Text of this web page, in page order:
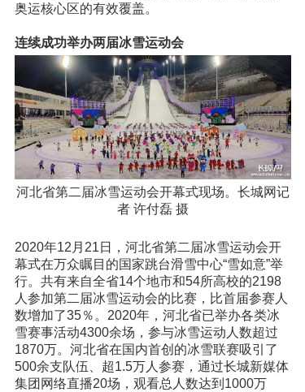
奥运核心区的有效覆盖。
连续成功举办两届冰雪运动会
河北省第二届冰雪运动会开幕式现场。长城网记
者 许付磊 摄
2020年12月21日，河北省第二届冰雪运动会开
幕式在万众瞩目的国家跳台滑雪中心“雪如意”举
行。共有来自全省14个地市和54所高校的2198
人参加第二届冰雪运动会的比赛，比首届参赛人
数增加了35％。2020年，河北省已举办各类冰
雪赛事活动4300余场，参与冰雪运动人数超过
1870万。河北省在国内首创的冰雪联赛吸引了
500余支队伍、超1.5万人参赛，通过长城新媒体
集团网络直播20场，观看总人数达到1000万